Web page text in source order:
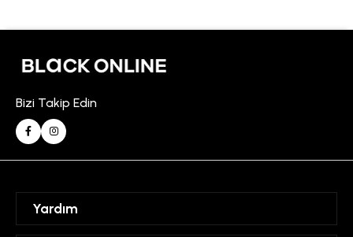
Bizi Takip Edin
Yardım